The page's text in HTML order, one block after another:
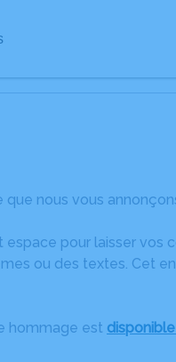
que nous vous
espace pour laisser
ou des textes. Cet
hommage est